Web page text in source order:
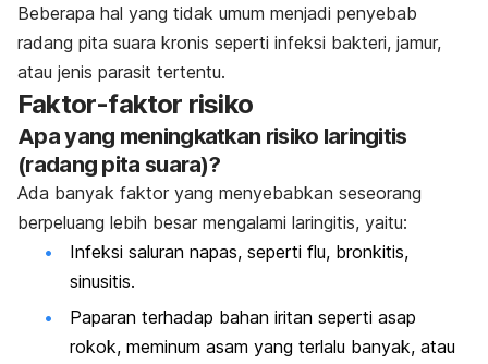
Beberapa hal yang tidak umum menjadi penyebab
radang pita suara kronis seperti infeksi bakteri, jamur,
atau jenis parasit tertentu.
Faktor-faktor risiko
Apa yang meningkatkan risiko laringitis
(radang pita suara)?
Ada banyak faktor yang menyebabkan seseorang
berpeluang lebih besar mengalami laringitis, yaitu:
Infeksi saluran napas, seperti flu, bronkitis,
sinusitis.
Paparan terhadap bahan iritan seperti asap
rokok, meminum asam yang terlalu banyak, atau